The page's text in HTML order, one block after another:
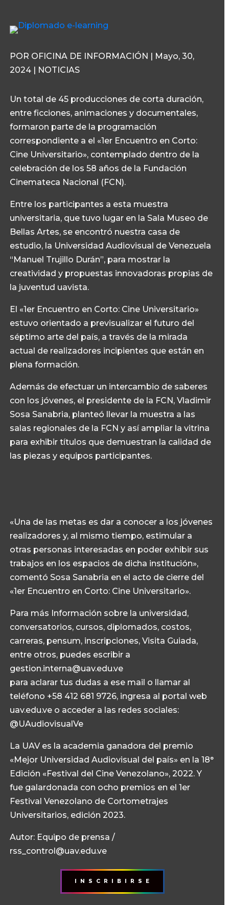
POR OFICINA DE INFORMACIÓN | Mayo, 30,
2024 | NOTICIAS
Un total de 45 producciones de corta duración,
entre ficciones, animaciones y documentales,
formaron parte de la programación
correspondiente a el «1er Encuentro en Corto:
Cine Universitario», contemplado dentro de la
celebración de los 58 años de la Fundación
Cinemateca Nacional (FCN).
Entre los participantes a esta muestra
universitaria, que tuvo lugar en la Sala Museo de
Bellas Artes, se encontró nuestra casa de
estudio, la Universidad Audiovisual de Venezuela
“Manuel Trujillo Durán”, para mostrar la
creatividad y propuestas innovadoras propias de
la juventud uavista.
El «1er Encuentro en Corto: Cine Universitario»
estuvo orientado a previsualizar el futuro del
séptimo arte del país, a través de la mirada
actual de realizadores incipientes que están en
plena formación.
Además de efectuar un intercambio de saberes
con los jóvenes, el presidente de la FCN, Vladimir
Sosa Sanabria, planteó llevar la muestra a las
salas regionales de la FCN y así ampliar la vitrina
para exhibir títulos que demuestran la calidad de
las piezas y equipos participantes.
«Una de las metas es dar a conocer a los jóvenes
realizadores y, al mismo tiempo, estimular a
otras personas interesadas en poder exhibir sus
trabajos en los espacios de dicha institución»,
comentó Sosa Sanabria en el acto de cierre del
«1er Encuentro en Corto: Cine Universitario».
Para más Información sobre la universidad,
conversatorios, cursos, diplomados, costos,
carreras, pensum, inscripciones, Visita Guiada,
entre otros, puedes escribir a
gestion.interna@uav.edu.ve
para aclarar tus dudas a ese mail o llamar al
teléfono +58 412 681 9726, ingresa al portal web
uav.edu.ve o acceder a las redes sociales:
@UAudiovisualVe
La UAV es la academia ganadora del premio
«Mejor Universidad Audiovisual del país» en la 18°
Edición «Festival del Cine Venezolano», 2022. Y
fue galardonada con ocho premios en el 1er
Festival Venezolano de Cortometrajes
Universitarios, edición 2023.
Autor: Equipo de prensa /
rss_control@uav.edu.ve
I N S C R I B I R S E